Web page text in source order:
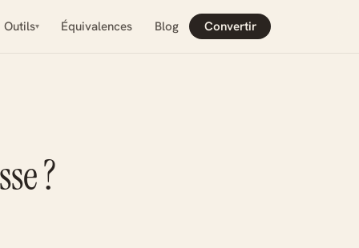
Outils Équivalences Blog Convertir
?